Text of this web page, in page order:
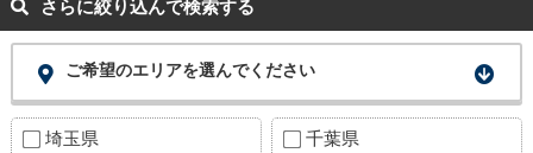
さらに絞り込んで検索する
ご希望のエリアを選んでください
埼玉県 千葉県